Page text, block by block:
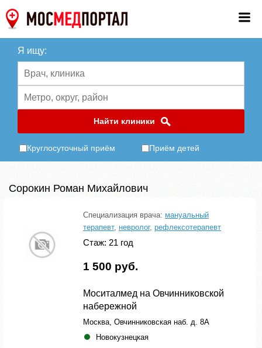
Я ищу:
Найти клиники
Круглосуточный приём Приём детей
Сорокин Роман Михайлович
Специализация врача: мануальный
терапевт, невролог, рефлексотерапевт
Стаж: 21 год
1 500 руб.
Моситалмед на Овчинниковской
набережной
Москва, Овчинниковская наб. д. 8А
Новокузнецкая